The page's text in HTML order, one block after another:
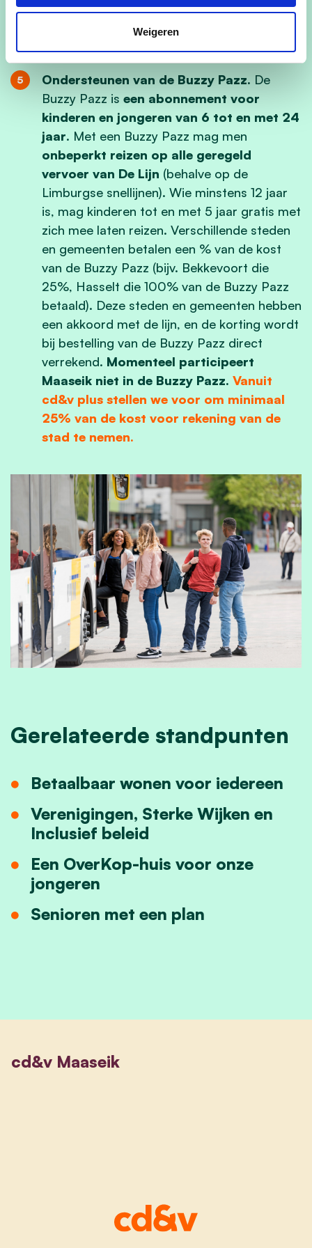
Weigeren
inzetten voor de aanleg van een modern
skateplein (skatepark), sportpleintjes,
klimmuren, enz.
Ondersteunen van de Buzzy Pazz. De
Buzzy Pazz is een abonnement voor
kinderen en jongeren van 6 tot en met 24
jaar. Met een Buzzy Pazz mag men
onbeperkt reizen op alle geregeld
vervoer van De Lijn (behalve op de
Limburgse snellijnen). Wie minstens 12 jaar
is, mag kinderen tot en met 5 jaar gratis met
zich mee laten reizen. Verschillende steden
en gemeenten betalen een % van de kost
van de Buzzy Pazz (bijv. Bekkevoort die
25%, Hasselt die 100% van de Buzzy Pazz
betaald). Deze steden en gemeenten hebben
een akkoord met de lijn, en de korting wordt
bij bestelling van de Buzzy Pazz direct
verrekend. Momenteel participeert
Maaseik niet in de Buzzy Pazz. Vanuit
cd&v plus stellen we voor om minimaal
25% van de kost voor rekening van de
stad te nemen.
Gerelateerde standpunten
Betaalbaar wonen voor iedereen
Verenigingen, Sterke Wijken en
Inclusief beleid
Een OverKop-huis voor onze
jongeren
Senioren met een plan
cd&v Maaseik